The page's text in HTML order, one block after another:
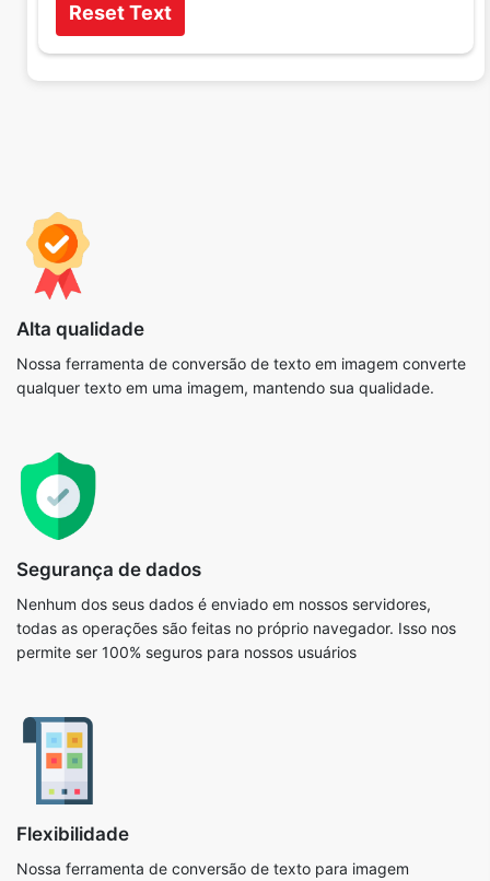
Reset Text
Alta qualidade
Nossa ferramenta de conversão de texto em imagem converte
qualquer texto em uma imagem, mantendo sua qualidade.
Segurança de dados
Nenhum dos seus dados é enviado em nossos servidores,
todas as operações são feitas no próprio navegador. Isso nos
permite ser 100% seguros para nossos usuários
Flexibilidade
Nossa ferramenta de conversão de texto para imagem